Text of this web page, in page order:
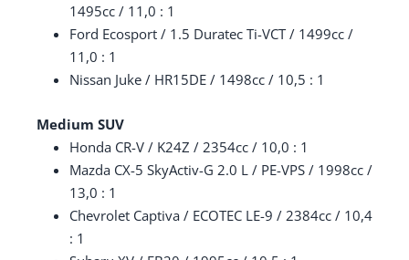
1495cc / 11,0 : 1
Ford Ecosport / 1.5 Duratec Ti-VCT / 1499cc /
11,0 : 1
Nissan Juke / HR15DE / 1498cc / 10,5 : 1
Medium SUV
Honda CR-V / K24Z / 2354cc / 10,0 : 1
Mazda CX-5 SkyActiv-G 2.0 L / PE-VPS / 1998cc /
13,0 : 1
Chevrolet Captiva / ECOTEC LE-9 / 2384cc / 10,4
: 1